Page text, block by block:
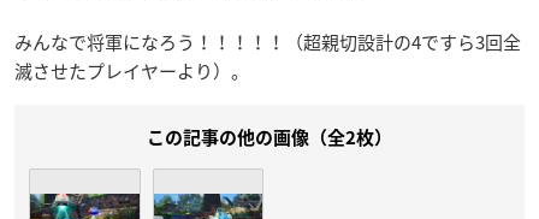
みんなで将軍になろう！！！！！（超親切設計の4ですら3回全
滅させたプレイヤーより）。
この記事の他の画像（全2枚）